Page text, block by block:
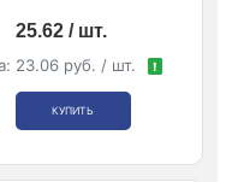
25.62 / шт.
23.06 руб. / шт. !
КУПИТЬ